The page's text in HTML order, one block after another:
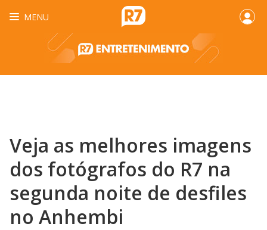
MENU
Veja as melhores imagens
dos fotógrafos do R7 na
segunda noite de desfiles
no Anhembi